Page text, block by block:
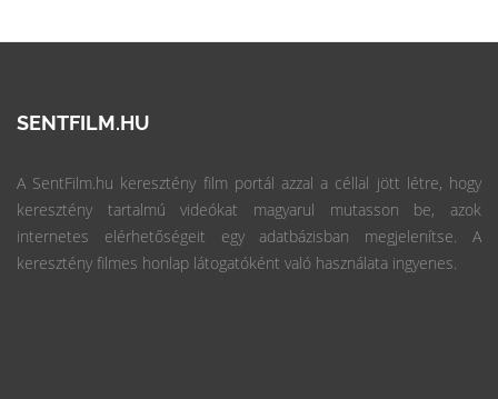
SENTFILM.HU
A SentFilm.hu keresztény film portál azzal a céllal jött létre, hogy
keresztény tartalmú videókat magyarul mutasson be, azok
internetes elérhetőségeit egy adatbázisban megjelenítse. A
keresztény filmes honlap látogatóként való használata ingyenes.